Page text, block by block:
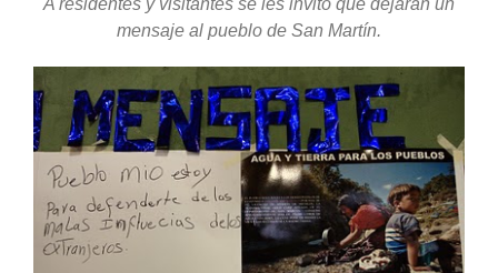
A residentes y visitantes se les invitó que dejaran un
mensaje al pueblo de San Martín.